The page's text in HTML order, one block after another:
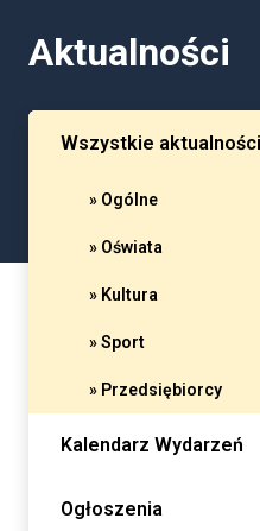
Aktualności
Wszystkie aktualności
» Ogólne
» Oświata
» Kultura
» Sport
» Przedsiębiorcy
Kalendarz Wydarzeń
Ogłoszenia